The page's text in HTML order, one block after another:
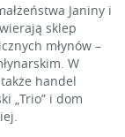
Janiny i
sklep
młynów –
W
handel
„Trio” i dom